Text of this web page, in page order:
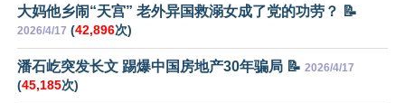
大妈他乡闹“天宫” 老外异国救溺女成了党的功劳？ 📝
2026/4/17 (42,896次)
潘石屹突发长文 踢爆中国房地产30年骗局 📝 2026/4/17
(45,185次)